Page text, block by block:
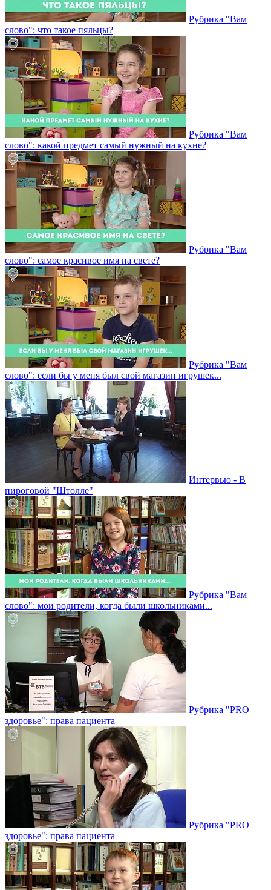
Рубрика "Вам
слово": что такое пяльцы?
Рубрика "Вам
слово": какой предмет самый нужный на кухне?
Рубрика "Вам
слово": самое красивое имя на свете?
Рубрика "Вам
слово": если бы у меня был свой магазин игрушек...
Интервью - В
пироговой "Штолле"
Рубрика "Вам
слово": мои родители, когда были школьниками...
Рубрика "PRO
здоровье": права пациента
Рубрика "PRO
здоровье": права пациента